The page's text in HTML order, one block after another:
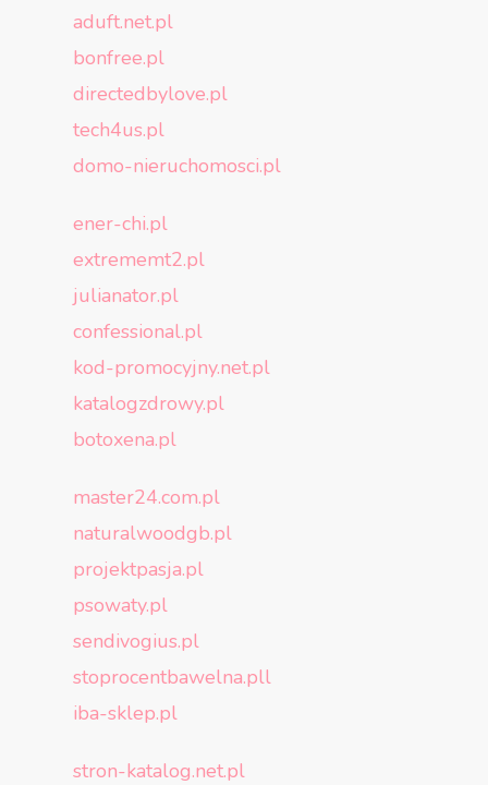
aduft.net.pl
bonfree.pl
directedbylove.pl
tech4us.pl
domo-nieruchomosci.pl
ener-chi.pl
extrememt2.pl
julianator.pl
confessional.pl
kod-promocyjny.net.pl
katalogzdrowy.pl
botoxena.pl
master24.com.pl
naturalwoodgb.pl
projektpasja.pl
psowaty.pl
sendivogius.pl
stoprocentbawelna.pll
iba-sklep.pl
stron-katalog.net.pl